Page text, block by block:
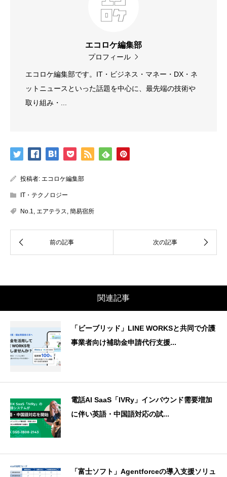
エコロケ編集部
プロフィール
エコロケ編集部です。IT・ビジネス・マネー・DX・ネ
ットニュースといった話題を中心に、最先端の技術や
取り組み・...
投稿者: エコロケ編集部
IT・テクノロジー
No.1, エアテラス, 簡易宿所
関連記事
「ビーブリッド」LINE WORKSと共同で介護
事業者向け補助金申請代行支援...
電話AI SaaS「IVRy」インバウンド需要増加
に伴い英語・中国語対応の試...
「富士ソフト」Agentforceの導入支援ソリュ